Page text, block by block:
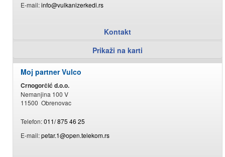
E-mail:info@vulkanizerkedi.rs
Kontakt
Prikaži na karti
Moj partner Vulco
Crnogorčić d.o.o.
Nemanjina 100 V
11500 Obrenovac
Telefon:011/ 875 46 25
E-mail:petar.1@open.telekom.rs